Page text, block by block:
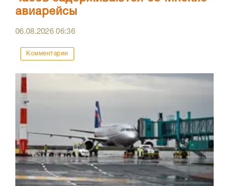
авиарейсы
06.08.202606:36
Комментарии